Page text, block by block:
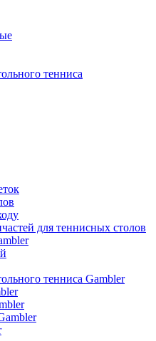
тенниса
для теннисных столов
тенниса Gambler